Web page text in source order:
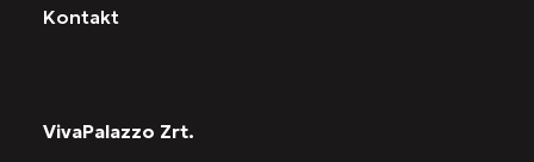
Kontakt
VivaPalazzo Zrt.